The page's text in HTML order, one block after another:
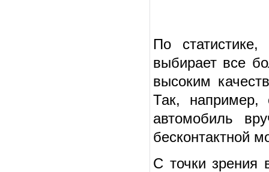
По
выбирает все
высоким
Так, например,
автомобиль
бесконтактной
С точки зрения